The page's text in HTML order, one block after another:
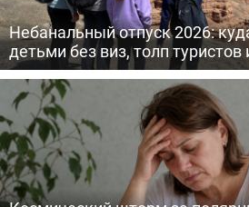
Небанальный отпуск 2026:
детьми без виз, толп